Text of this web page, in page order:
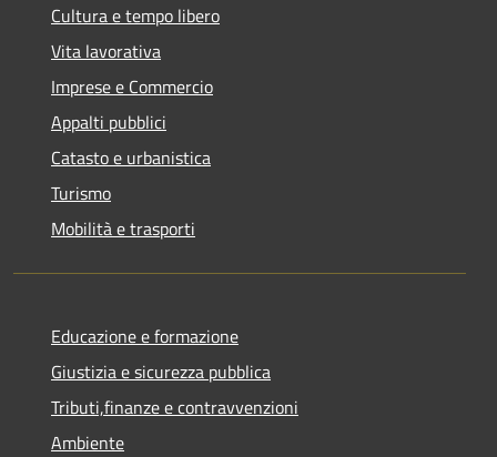
Cultura e tempo libero
Vita lavorativa
Imprese e Commercio
Appalti pubblici
Catasto e urbanistica
Turismo
Mobilità e trasporti
Educazione e formazione
Giustizia e sicurezza pubblica
Tributi,finanze e contravvenzioni
Ambiente